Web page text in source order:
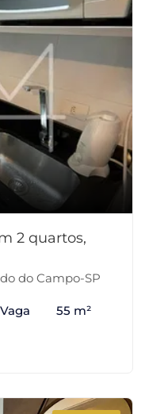
2 quartos,
do Campo-SP
55 m²